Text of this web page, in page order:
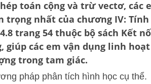
toán cộng và trừ vectơ, các
trọng nhất của chương IV:
trang 54 thuộc bộ sách Kết
giúp các em vận dụng linh
trong tam giác.
pháp phân tích hình học cụ thể.